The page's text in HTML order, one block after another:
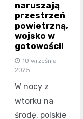
naruszają
przestrzeń
powietrzną,
wojsko w
gotowości!
10 września
2025
W nocy z
wtorku na
środę, polskie